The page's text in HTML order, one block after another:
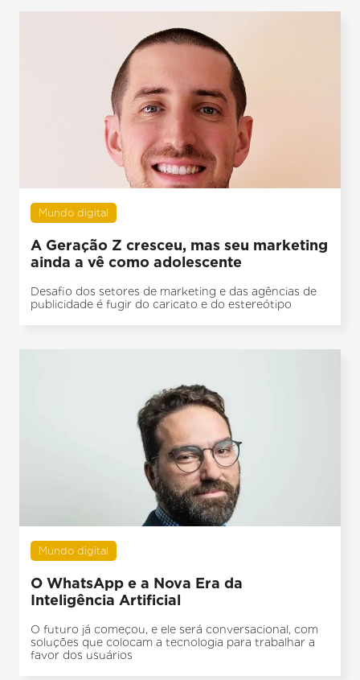
Mundo digital
A Geração Z cresceu, mas seu marketing
ainda a vê como adolescente
Desafio dos setores de marketing e das agências de
publicidade é fugir do caricato e do estereótipo
Mundo digital
O WhatsApp e a Nova Era da
Inteligência Artificial
O futuro já começou, e ele será conversacional, com
soluções que colocam a tecnologia para trabalhar a
favor dos usuários